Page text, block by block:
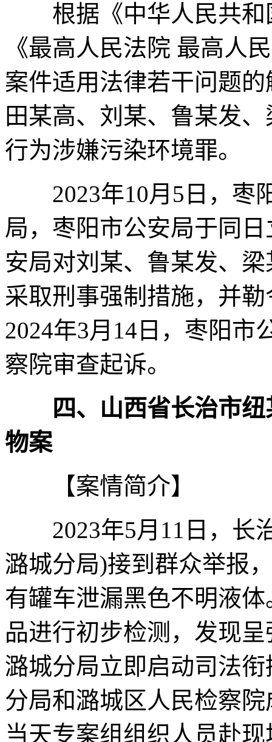
根据《中华人民共和
《最高人民法院 最高人
案件适用法律若干问题
田某高、刘某、鲁某发
行为涉嫌污染环境罪。
2023年10月5日，枣
局，枣阳市公安局于同
安局对刘某、鲁某发、
采取刑事强制措施，并
2024年3月14日，枣阳市
察院审查起诉。
四、山西省长治市纽
物案
【案情简介】
2023年5月11日，长
潞城分局)接到群众举报
有罐车泄漏黑色不明液
品进行初步检测，发现
潞城分局立即启动司法
分局和潞城区人民检察
当天专案组组织人员赴